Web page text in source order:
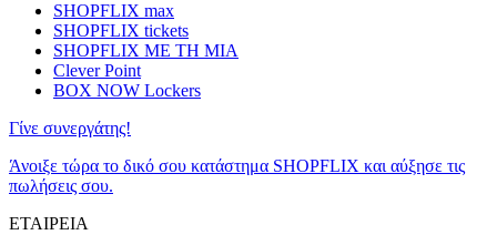
SHOPFLIX max
SHOPFLIX tickets
SHOPFLIX ΜΕ ΤΗ ΜΙΑ
Clever Point
BOX NOW Lockers
Γίνε συνεργάτης!
Άνοιξε τώρα το δικό σου κατάστημα SHOPFLIX και αύξησε τις
πωλήσεις σου.
ΕΤΑΙΡΕΙΑ